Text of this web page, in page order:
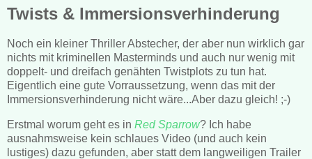
Twists & Immersionsverhinderung
Noch ein kleiner Thriller Abstecher, der aber nun wirklich gar
nichts mit kriminellen Masterminds und auch nur wenig mit
doppelt- und dreifach genähten Twistplots zu tun hat.
Eigentlich eine gute Vorraussetzung, wenn das mit der
Immersionsverhinderung nicht wäre...Aber dazu gleich! ;-)
Erstmal worum geht es in Red Sparrow? Ich habe
ausnahmsweise kein schlaues Video (und auch kein
lustiges) dazu gefunden, aber statt dem langweiligen Trailer